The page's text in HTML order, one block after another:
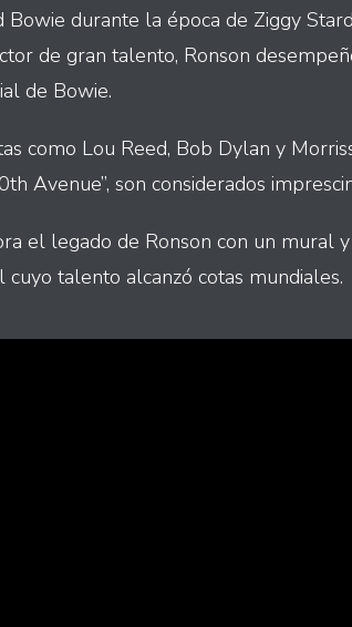
Bowie durante la época de Ziggy
de gran talento, Ronson
de Bowie.
como Lou Reed, Bob Dylan y
Avenue”, son considerados
el legado de Ronson con un mural
talento alcanzó cotas mundiales.